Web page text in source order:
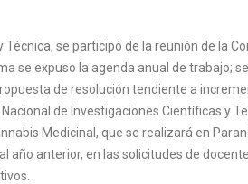
se participó de la reunión de la
se expuso la agenda anual de trabajo;
de resolución tendiente a
de Investigaciones Científicas y
Medicinal, que se realizará en
año anterior, en las solicitudes de